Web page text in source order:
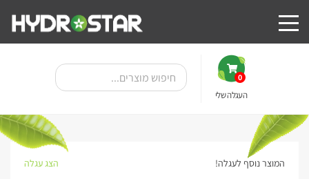
0
העגלה שלי
המוצר נוסף לעגלה! הצג עגלה